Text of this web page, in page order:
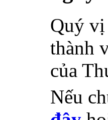
Quý vị
thành
của